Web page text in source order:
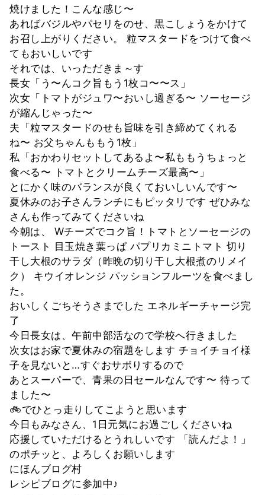
焼けました！こんな感じ〜
あればバジルやパセリをのせ、黒こしょうをかけて
お召し上がりください。 粒マスタードをつけて食べ
てもおいしいです
それでは、いっただきま～す
長女「う〜んコク旨もう1枚コ〜〜ス」
次女「トマトがジュワ〜おいし過ぎる〜 ソーセージ
が縮んじゃった〜
夫「粒マスタードのせも旨味を引き締めてくれる
ね〜 お父ちゃんももう1枚」
私「おかわりセットしてあるよ〜私ももうちょっと
食べる〜 トマトとクリームチーズ最高〜」
とにかく味のバランスが良くておいしいんです〜
夏休みのお子さんランチにもピッタリです ぜひみな
さんも作ってみてくださいね
今朝は、 Wチーズでコク旨！トマトとソーセージの
トースト 目玉焼き葉っぱ パプリカミニトマト 切り
干し大根のサラダ（昨晩の切り干し大根煮のリメイ
ク） キウイオレンジ パッションフルーツを食べまし
た。
おいしくごちそうさまでした エネルギーチャージ完
了
今日長女は、午前中部活なので学校へ行きました
次女はお家で夏休みの宿題をします チョイチョイ様
子を見ないと…すぐおサボりするので
あとスーパーで、青果の日セールなんです〜 待って
ました〜
🚲でひとっ走りしてこようと思います
今日もみなさん、1日元気にお過ごしくださいね
応援していただけるとうれしいです 「読んだよ！」
のポチッと、よろしくお願いします
にほんブログ村
レシピブログに参加中♪